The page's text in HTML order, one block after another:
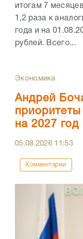
итогам 7
1,2 раза к
года и на
рублей. Всего...
Экономика
Андрей
на 2027 год
05.08.2026 11:53
Комментарии